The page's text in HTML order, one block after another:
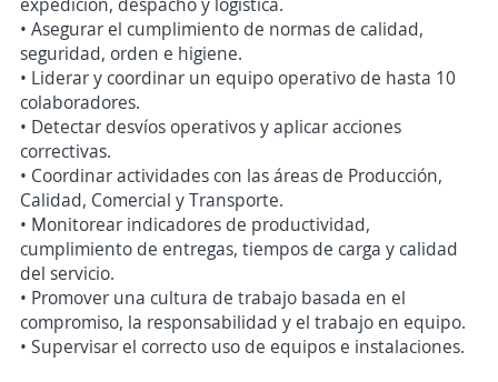
• Asegurar el cumplimiento de normas de calidad,
seguridad, orden e higiene.
• Liderar y coordinar un equipo operativo de hasta 10
colaboradores.
• Detectar desvíos operativos y aplicar acciones
correctivas.
• Coordinar actividades con las áreas de Producción,
Calidad, Comercial y Transporte.
• Monitorear indicadores de productividad,
cumplimiento de entregas, tiempos de carga y calidad
del servicio.
• Promover una cultura de trabajo basada en el
compromiso, la responsabilidad y el trabajo en equipo.
• Supervisar el correcto uso de equipos e instalaciones.